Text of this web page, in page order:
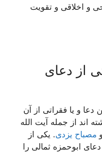
و اخلاقی و تقویت
از دعای
دعا و یا فقراتی از آن
اند از جمله آیت الله
مصباح یزدی. یکی از
ابوحمزه ثمالی را